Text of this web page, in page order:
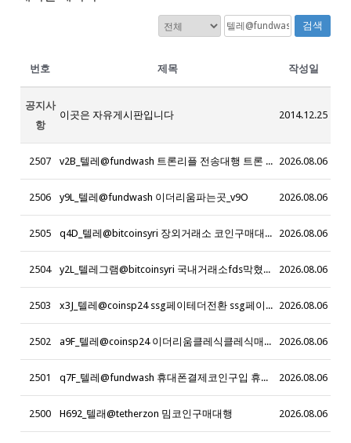
검색
번호 제목 작성일
공지사
항
이곳은 자유게시판입니다 2014.12.25
2507 v2B_텔레@fundwash 트론리플 전송대행 트론 리플 전송업체_s4D 2026.08.06
2506 y9L_텔레@fundwash 이더리움파는곳_v9O 2026.08.06
2505 q4D_텔레@bitcoinsyri 장외거래소 코인구매대행 24시 _u5H 2026.08.06
2504 y2L_텔레그램@bitcoinsyri 국내거래소fds막혔을때 국내거래소fds시간 국내거래소fds출금시간 국내거래소fds송금시간 국내거래소fds증빙 밈코인구매대행_x1Q 2026.08.06
2503 x3J_텔레@coinsp24 ssg페이테더전환 ssg페이세탁_z0P 2026.08.06
2502 a9F_텔레@coinsp24 이더리움클레식클레식매입_i3C 2026.08.06
2501 q7F_텔레@fundwash 휴대폰결제코인구입 휴대폰결제매입_e9B 2026.08.06
2500 H692_텔래@tetherzon 밈코인구매대행 2026.08.06